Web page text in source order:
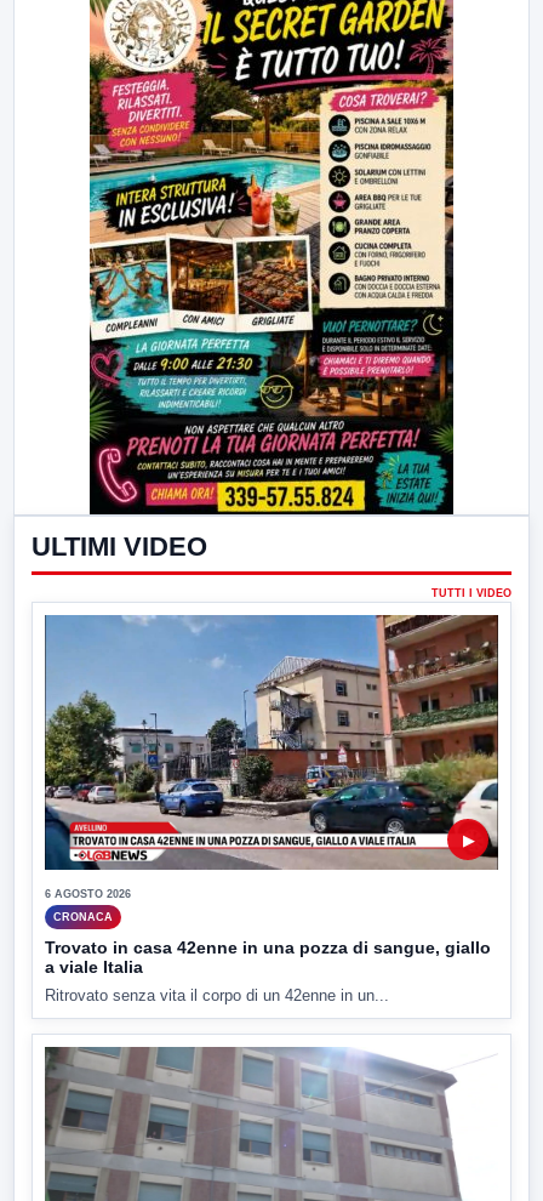
ULTIMI VIDEO
TUTTI I VIDEO
▶
6 AGOSTO 2026
CRONACA
Trovato in casa 42enne in una pozza di sangue, giallo
a viale Italia
Ritrovato senza vita il corpo di un 42enne in un...